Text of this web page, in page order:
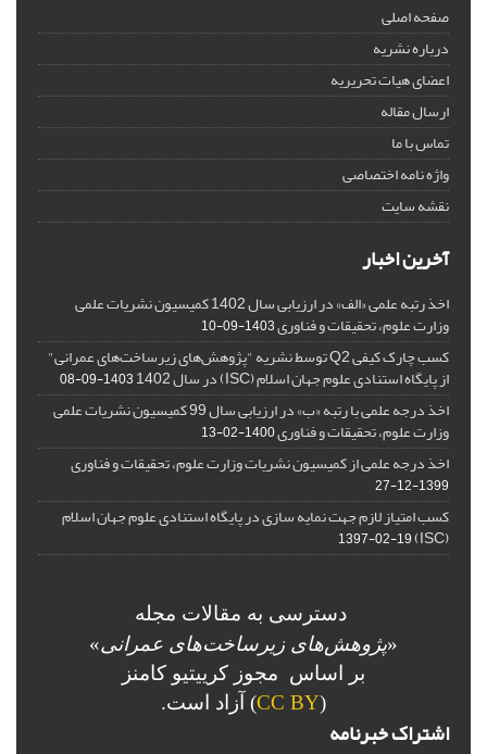
صفحه اصلی
درباره نشریه
اعضای هیات تحریریه
ارسال مقاله
تماس با ما
واژه نامه اختصاصی
نقشه سایت
آخرین اخبار
اخذ رتبه علمی «الف» در ارزیابی سال 1402 کمیسیون نشریات علمی
وزارت علوم، تحقیقات و فناوری1403-09-10
کسب چارک کیفی Q2 توسط نشریه "پژوهش‌های زیرساخت‌های عمرانی"
از پایگاه استنادی علوم جهان اسلام (ISC) در سال 1402 1403-09-08
اخذ درجه علمی با رتبه «ب» در ارزیابی سال 99 کمیسیون نشریات علمی
وزارت علوم، تحقیقات و فناوری1400-02-13
اخذ درجه علمی از کمیسیون نشریات وزارت علوم، تحقیقات و فناوری
1399-12-27
کسب امتیاز لازم جهت نمایه سازی در پایگاه استنادی علوم جهان اسلام
(ISC)
1397-02-19
دسترسی به مقالات مجله
«پژوهش‌های زیرساخت‌های عمرانی»
بر اساس مجوز کرییتیو کامنز
(
CC BY) آزاد است.
اشتراک خبرنامه